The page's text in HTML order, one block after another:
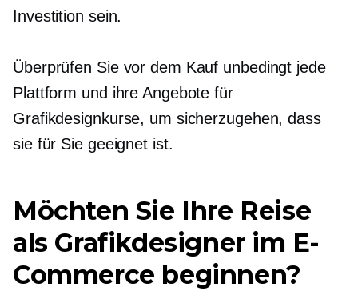
Investition sein.
Überprüfen Sie vor dem Kauf unbedingt jede
Plattform und ihre Angebote für
Grafikdesignkurse, um sicherzugehen, dass
sie für Sie geeignet ist.
Möchten Sie Ihre Reise
als Grafikdesigner im E-
Commerce beginnen?